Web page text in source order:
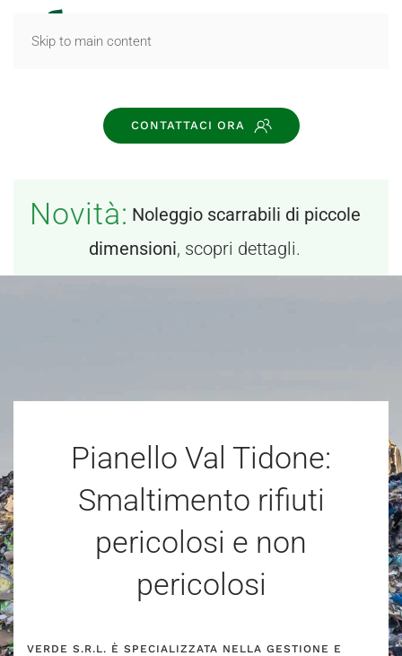
Skip to main content
CONTATTACI ORA
Novità: Noleggio scarrabili di piccole
dimensioni, scopri dettagli.
Pianello Val Tidone:
Smaltimento rifiuti
pericolosi e non
pericolosi
VERDE S.R.L. È SPECIALIZZATA NELLA GESTIONE E